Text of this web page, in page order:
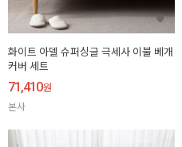
화이트 아델 슈퍼싱글 극세사 이불 베개
커버 세트
71,410원
본사